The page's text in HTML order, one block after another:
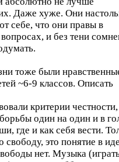
Даже хуже. Они
себе, что они правы в
и без тени
тоже были
~6-9 классов. Описать
критерии честности,
один на один и в
где и как себя вести.
свободу, это понятие в
нет. Музыка